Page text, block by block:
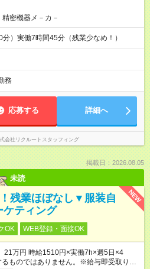
密機器メ－カ－
）実働7時間45分（残業少なめ！）
務
応募する 詳細へ
会社リクルートスタッフィング
掲載日：2026.08.05
未読
NEW
残業ほぼなし▼服装自
ケティング
OK WEB登録・面接OK
万円 時給1510円×実働7h×週5日×4
ものではありません。※給与即受取りサ